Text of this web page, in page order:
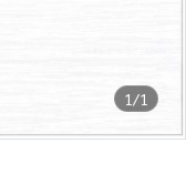
1/1